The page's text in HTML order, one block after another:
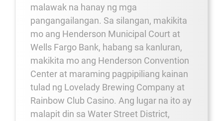
malawak na hanay ng mga
pangangailangan. Sa silangan, makikita
mo ang Henderson Municipal Court at
Wells Fargo Bank, habang sa kanluran,
makikita mo ang Henderson Convention
Center at maraming pagpipiliang kainan
tulad ng Lovelady Brewing Company at
Rainbow Club Casino. Ang lugar na ito ay
malapit din sa Water Street District,